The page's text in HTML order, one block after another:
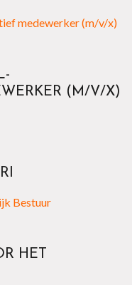
(M/V/X)
HET